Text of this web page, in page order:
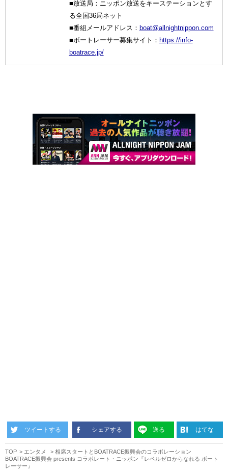
■放送局：ニッポン放送をキーステーションとす
る全国36局ネット
■番組メールアドレス： boat@allnightnippon.com
■ボートレーサー募集サイト： https://info-
boatrace.jp/
ツイートする シェアする 送る はてな
TOP エンタメ
相席スタートとBOATRACE振興会のコラボレーション
BOATRACE振興会 presents コラボレート・ニッポン『レベルゼロからなれる ボート
レーサー』